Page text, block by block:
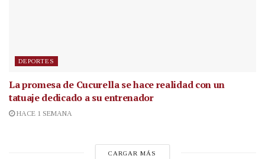
DEPORTES
La promesa de Cucurella se hace realidad con un
tatuaje dedicado a su entrenador
HACE 1 SEMANA
CARGAR MÁS